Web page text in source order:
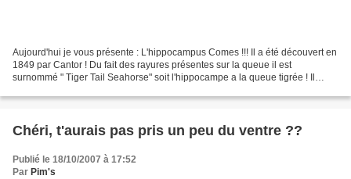
Aujourd'hui je vous présente : L'hippocampus Comes !!! Il a été découvert en
1849 par Cantor ! Du fait des rayures présentes sur la queue il est
surnommé " Tiger Tail Seahorse" soit l'hippocampe a la queue tigrée ! Il
Chéri, t'aurais pas pris un peu du ventre ??
Publié le 18/10/2007 à 17:52
Par Pim's